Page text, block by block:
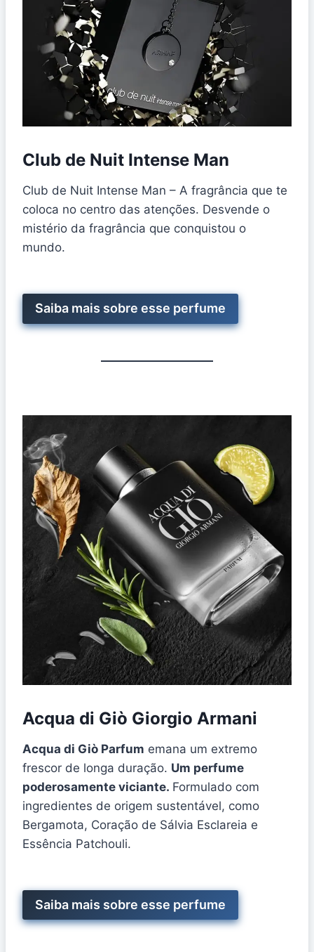
Club de Nuit Intense Man
Club de Nuit Intense Man – A fragrância que te
coloca no centro das atenções. Desvende o
mistério da fragrância que conquistou o
mundo.
Saiba mais sobre esse perfume
Acqua di Giò Giorgio Armani
Acqua di Giò Parfum emana um extremo
frescor de longa duração. Um perfume
poderosamente viciante. Formulado com
ingredientes de origem sustentável, como
Bergamota, Coração de Sálvia Esclareia e
Essência Patchouli.
Saiba mais sobre esse perfume